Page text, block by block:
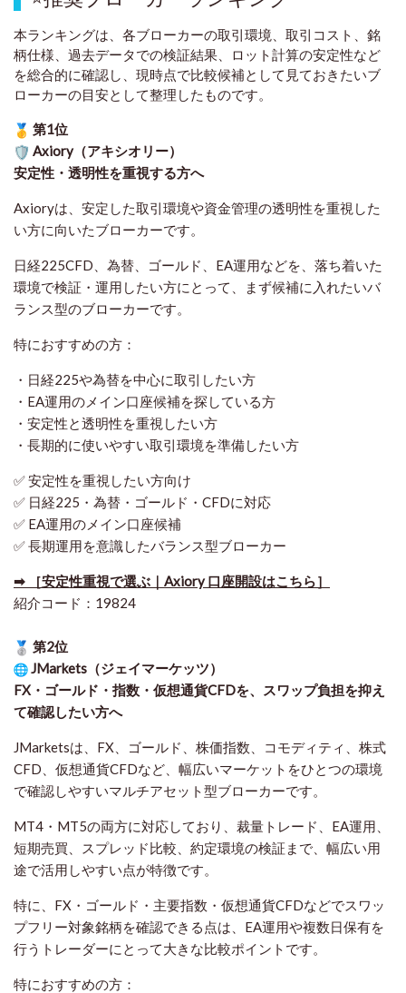
本ランキングは、各ブローカーの取引環境、取引コスト、銘
柄仕様、過去データでの検証結果、ロット計算の安定性など
を総合的に確認し、現時点で比較候補として見ておきたいブ
ローカーの目安として整理したものです。
第1位
Axiory（アキシオリー）
安定性・透明性を重視する方へ
Axioryは、安定した取引環境や資金管理の透明性を重視した
い方に向いたブローカーです。
日経225CFD、為替、ゴールド、EA運用などを、落ち着いた
環境で検証・運用したい方にとって、まず候補に入れたいバ
ランス型のブローカーです。
特におすすめの方：
・日経225や為替を中心に取引したい方
・EA運用のメイン口座候補を探している方
・安定性と透明性を重視したい方
・長期的に使いやすい取引環境を準備したい方
✅ 安定性を重視したい方向け
✅ 日経225・為替・ゴールド・CFDに対応
✅ EA運用のメイン口座候補
✅ 長期運用を意識したバランス型ブローカー
➡ ［安定性重視で選ぶ｜Axiory 口座開設はこちら］
紹介コード：19824
第2位
JMarkets（ジェイマーケッツ）
FX・ゴールド・指数・仮想通貨CFDを、スワップ負担を抑え
て確認したい方へ
JMarketsは、FX、ゴールド、株価指数、コモディティ、株式
CFD、仮想通貨CFDなど、幅広いマーケットをひとつの環境
で確認しやすいマルチアセット型ブローカーです。
MT4・MT5の両方に対応しており、裁量トレード、EA運用、
短期売買、スプレッド比較、約定環境の検証まで、幅広い用
途で活用しやすい点が特徴です。
特に、FX・ゴールド・主要指数・仮想通貨CFDなどでスワッ
プフリー対象銘柄を確認できる点は、EA運用や複数日保有を
行うトレーダーにとって大きな比較ポイントです。
特におすすめの方：